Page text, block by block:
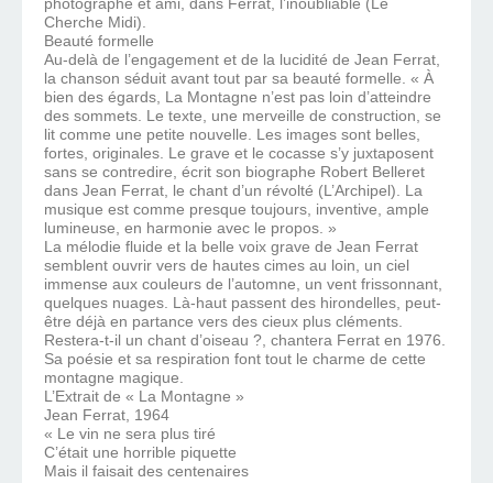
photographe et ami, dans Ferrat, l’inoubliable (Le
Cherche Midi).
Beauté formelle
Au-delà de l’engagement et de la lucidité de Jean Ferrat,
la chanson séduit avant tout par sa beauté formelle. « À
bien des égards, La Montagne n’est pas loin d’atteindre
des sommets. Le texte, une merveille de construction, se
lit comme une petite nouvelle. Les images sont belles,
fortes, originales. Le grave et le cocasse s’y juxtaposent
sans se contredire, écrit son biographe Robert Belleret
dans Jean Ferrat, le chant d’un révolté (L’Archipel). La
musique est comme presque toujours, inventive, ample
lumineuse, en harmonie avec le propos. »
La mélodie fluide et la belle voix grave de Jean Ferrat
semblent ouvrir vers de hautes cimes au loin, un ciel
immense aux couleurs de l’automne, un vent frissonnant,
quelques nuages. Là-haut passent des hirondelles, peut-
être déjà en partance vers des cieux plus cléments.
Restera-t-il un chant d’oiseau ?, chantera Ferrat en 1976.
Sa poésie et sa respiration font tout le charme de cette
montagne magique.
L’Extrait de « La Montagne »
Jean Ferrat, 1964
« Le vin ne sera plus tiré
C’était une horrible piquette
Mais il faisait des centenaires